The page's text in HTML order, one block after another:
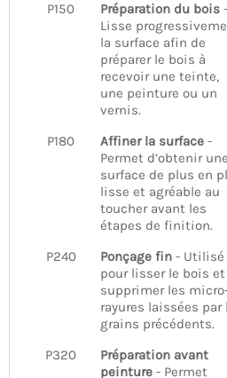
P150 Préparation du bois-
Lisse
la surface afin de
préparer le bois à
recevoir une teinte,
une peinture ou un
vernis.
P180 Affiner la surface-
Permet d’obtenir une
surface de plus en
lisse et agréable au
toucher avant les
étapes de finition.
P240 Ponçage fin- Utilisé
pour lisser le bois et
supprimer les
rayures laissées par
grains précédents.
P320
Préparation avant
peinture- Permet